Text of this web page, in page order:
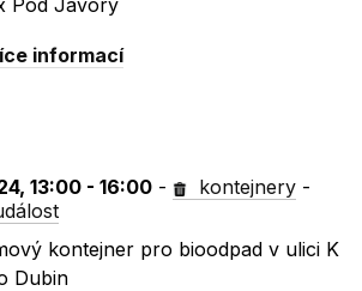
Pod Javory
informací
13:00 - 16:00 - kontejnery -
kontejner pro bioodpad v ulici K
Dubin